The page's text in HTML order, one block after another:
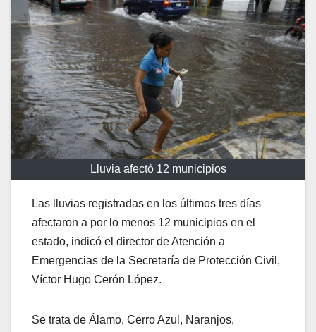
Lluvia afectó 12 municipios
Las lluvias registradas en los últimos tres días
afectaron a por lo menos 12 municipios en el
estado, indicó el director de Atención a
Emergencias de la Secretaría de Protección Civil,
Víctor Hugo Cerón López.
Se trata de Álamo, Cerro Azul, Naranjos,